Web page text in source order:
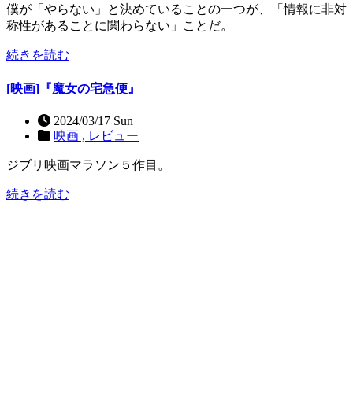
僕が「やらない」と決めていることの一つが、「情報に非対
称性があることに関わらない」ことだ。
続きを読む
[映画]『魔女の宅急便』
2024/03/17 Sun
映画 , レビュー
ジブリ映画マラソン５作目。
続きを読む